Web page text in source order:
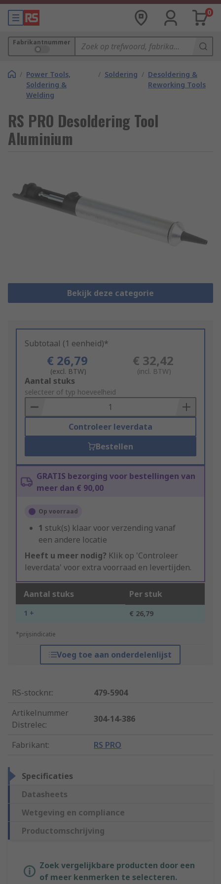
0
Fabrikantnummer
/ Power Tools,
Soldering &
Welding
/ Soldering / Desoldering &
Reworking Tools
RS PRO Desoldering Tool
Aluminium
Bekijk deze categorie
Subtotaal (1 eenheid)*
€ 26,79
(excl. BTW)
€ 32,42
(incl. BTW)
Add
to
Basket
Aantal stuks
selecteer of typ hoeveelheid
Controleer leverdata
Bestellen
GRATIS bezorging voor bestellingen van
meer dan € 90,00
Op voorraad
1 stuk(s) klaar voor verzending vanaf
een andere locatie
Heeft u meer nodig? Klik op 'Controleer
leverdata' voor extra voorraad en levertijden.
Aantal stuks Per stuk
1 + € 26,79
*prijsindicatie
Voeg toe aan onderdelenlijst
RS-stocknr.:
479-5904
Artikelnummer
Distrelec:
304-14-386
Fabrikant: RS PRO
Specificaties
Datasheets
Wetgeving en compliance
Productomschrijving
Zoek vergelijkbare producten door een
of meer kenmerken te selecteren.